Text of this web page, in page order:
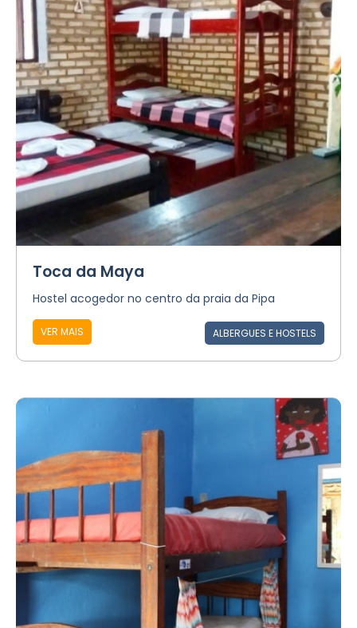
Toca da Maya
Hostel acogedor no centro da praia da Pipa
VER MAIS ALBERGUES E HOSTELS